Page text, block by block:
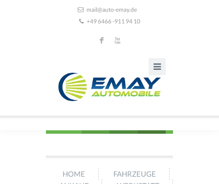
mail@auto-emay.de
+49 6466 -911 94 10
F X
HOME
FAHRZEUGE